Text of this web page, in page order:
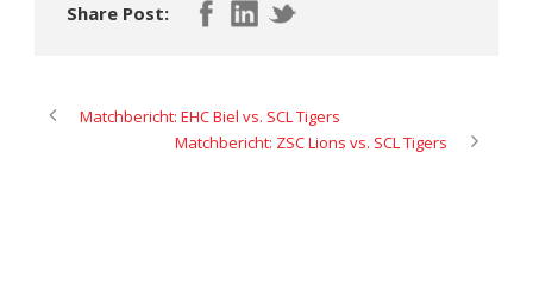
Share Post:
Matchbericht: EHC Biel vs. SCL Tigers
Matchbericht: ZSC Lions vs. SCL Tigers